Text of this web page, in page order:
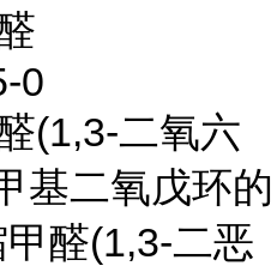
0
(1,3-二氧六
基二氧戊环的
醛(1,3-二恶